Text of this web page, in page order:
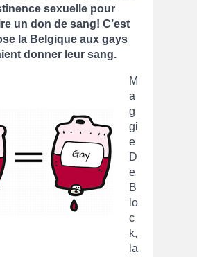
sexuelle pour
un don de sang! C’est
la Belgique aux gays
donner leur sang.
M
a
g
gi
e
D
e
B
lo
c
k,
la